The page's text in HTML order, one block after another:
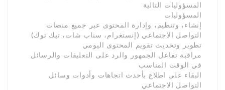
المسؤوليات التالية
المسؤوليات
إنشاء، وتنظيم، وإدارة المحتوى عبر جميع منصات
التواصل الاجتماعي (إنستغرام، سناب شات، تيك توك)
تطوير وتحديث تقويم المحتوى اليومي
مراقبة تفاعل الجمهور والرد على التعليقات والرسائل
في الوقت المناسب
البقاء على اطلاع بأحدث اتجاهات وأدوات وسائل
التواصل الاجتماعي